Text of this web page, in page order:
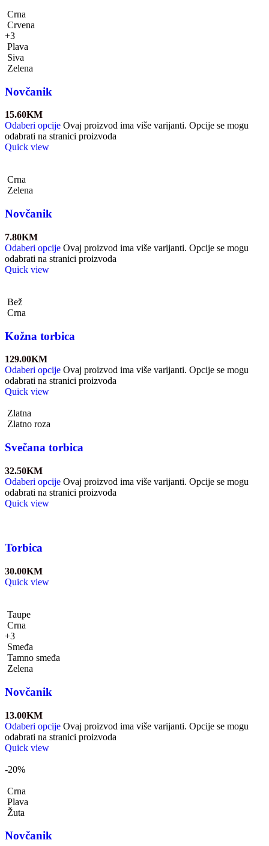
Crna
Crvena
+3
Plava
Siva
Zelena
Novčanik
15.60KM
Odaberi opcije Ovaj proizvod ima više varijanti. Opcije se mogu
odabrati na stranici proizvoda
Quick view
Crna
Zelena
Novčanik
7.80KM
Odaberi opcije Ovaj proizvod ima više varijanti. Opcije se mogu
odabrati na stranici proizvoda
Quick view
Bež
Crna
Kožna torbica
129.00KM
Odaberi opcije Ovaj proizvod ima više varijanti. Opcije se mogu
odabrati na stranici proizvoda
Quick view
Zlatna
Zlatno roza
Svečana torbica
32.50KM
Odaberi opcije Ovaj proizvod ima više varijanti. Opcije se mogu
odabrati na stranici proizvoda
Quick view
Torbica
30.00KM
Quick view
Taupe
Crna
+3
Smeđa
Tamno smeđa
Zelena
Novčanik
13.00KM
Odaberi opcije Ovaj proizvod ima više varijanti. Opcije se mogu
odabrati na stranici proizvoda
Quick view
-20%
Crna
Plava
Žuta
Novčanik